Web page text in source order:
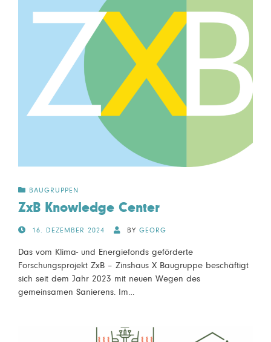
BAUGRUPPEN
ZxB Knowledge Center
POSTED16. DEZEMBER 2024 BY GEORG
Das vom Klima- und Energiefonds geförderte
Forschungsprojekt ZxB – Zinshaus X Baugruppe beschäftigt
sich seit dem Jahr 2023 mit neuen Wegen des
gemeinsamen Sanierens. Im…